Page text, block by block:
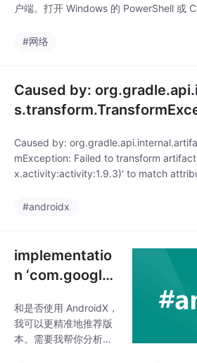
户端。打开 Windows 的 PowerShell 或
C:\Users\你的用户名.ssh\id_rsa）。随后
#网络
Caused by:
Caused by:
mException: Failed to transform
x.activity:activity:1.9.3)' to match
#androidx
implementatio
n ‘com.google.
al:material:1.4.
0‘ 到底下载哪个
和是否使用 AndroidX，
我可以更精准地推荐版
本。需要我帮你分析当